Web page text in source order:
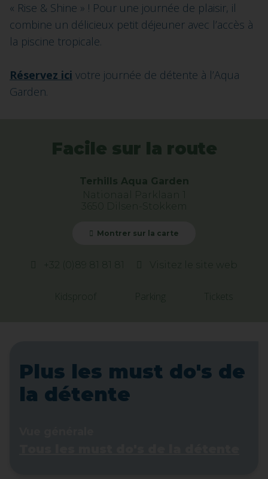
« Rise & Shine » ! Pour une journée de plaisir, il
combine un délicieux petit déjeuner avec l’accès à
la piscine tropicale.
Réservez ici votre journée de détente à l’Aqua
Garden.
Facile sur la route
Terhills Aqua Garden
Nationaal Parklaan 1
3650 Dilsen-Stokkem
Montrer sur la carte
+32 (0)89 81 81 81 Visitez le site web
Kidsproof Parking Tickets
Plus les must do's de
la détente